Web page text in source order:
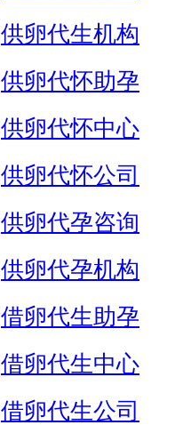
供卵代生机构
供卵代怀助孕
供卵代怀中心
供卵代怀公司
供卵代孕咨询
供卵代孕机构
借卵代生助孕
借卵代生中心
借卵代生公司